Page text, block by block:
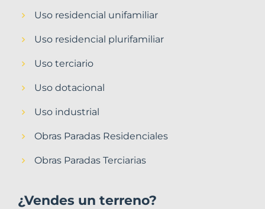
Uso residencial unifamiliar
Uso residencial plurifamiliar
Uso terciario
Uso dotacional
Uso industrial
Obras Paradas Residenciales
Obras Paradas Terciarias
¿Vendes un terreno?